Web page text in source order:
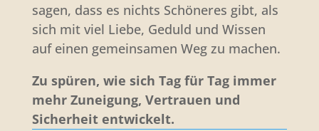
sagen, dass es nichts Schöneres gibt, als
sich mit viel Liebe, Geduld und Wissen
auf einen gemeinsamen Weg zu machen.
Zu spüren, wie sich Tag für Tag immer
mehr Zuneigung, Vertrauen und
Sicherheit entwickelt.